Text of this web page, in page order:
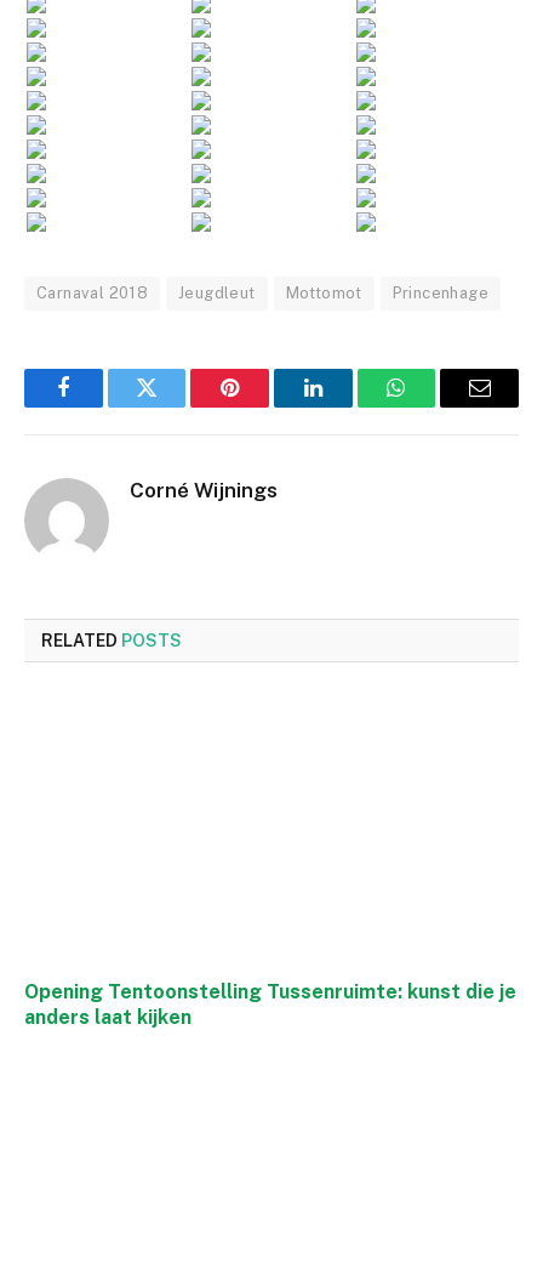
Carnaval 2018 Jeugdleut Mottomot Princenhage
FacebookTwitter Pinterest LinkedInWhatsAppEmail
Corné Wijnings
RELATED POSTS
Opening Tentoonstelling Tussenruimte: kunst die je
anders laat kijken